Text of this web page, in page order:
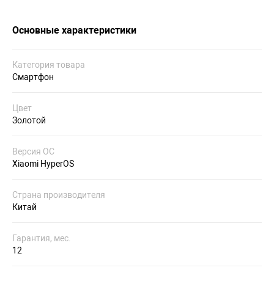
Основные характеристики
Категория товара
Смартфон
Цвет
Золотой
Версия ОС
Xiaomi HyperOS
Страна производителя
Китай
Гарантия, мес.
12